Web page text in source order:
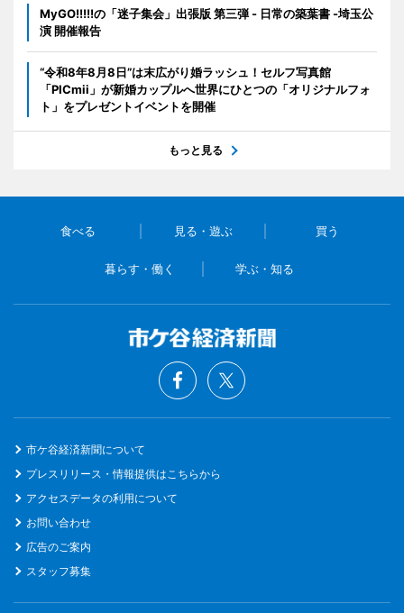
MyGO!!!!!の「迷子集会」出張版 第三弾 - 日常の築葉書 -埼玉公
演 開催報告
“令和8年8月8日”は末広がり婚ラッシュ！セルフ写真館
「PICmii」が新婚カップルへ世界にひとつの「オリジナルフォ
ト」をプレゼントイベントを開催
もっと見る
食べる 見る・遊ぶ 買う
暮らす・働く 学ぶ・知る
市ケ谷経済新聞について
プレスリリース・情報提供はこちらから
アクセスデータの利用について
お問い合わせ
広告のご案内
スタッフ募集